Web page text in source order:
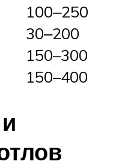
100‒250
30‒200
150–300
150–400